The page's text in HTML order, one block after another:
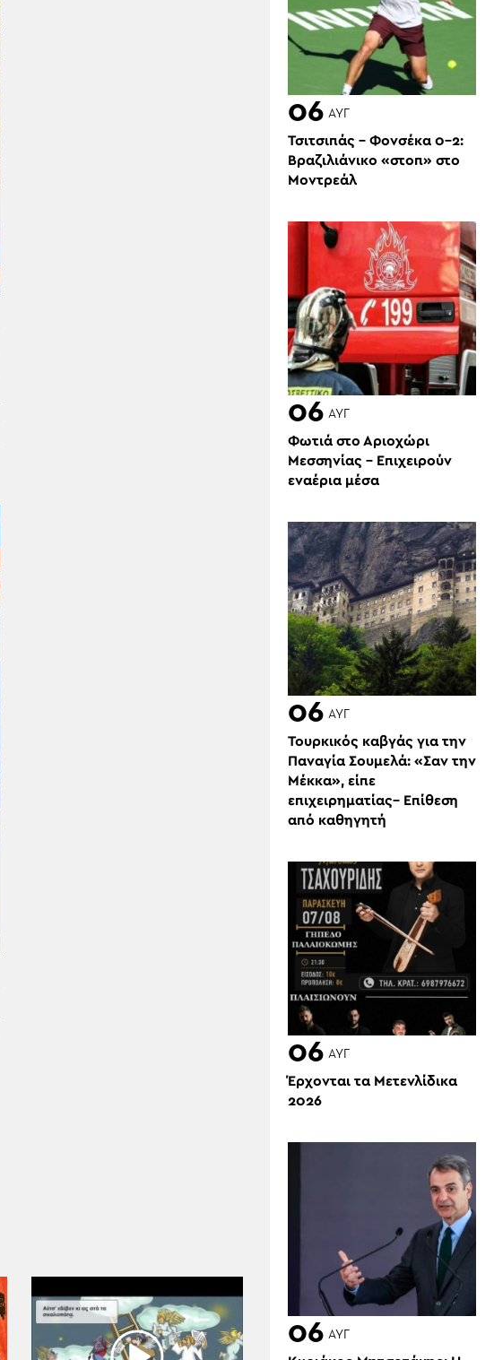
06 ΑΥΓ
Τσιτσιπάς – Φονσέκα 0-2:
Βραζιλιάνικο «στοπ» στο
Μοντρεάλ
06 ΑΥΓ
Φωτιά στο Αριοχώρι
Μεσσηνίας – Επιχειρούν
εναέρια μέσα
06 ΑΥΓ
Τουρκικός καβγάς για την
Παναγία Σουμελά: «Σαν την
Μέκκα», είπε
επιχειρηματίας– Επίθεση
από καθηγητή
06 ΑΥΓ
Έρχονται τα Μετενλίδικα
2026
06 ΑΥΓ